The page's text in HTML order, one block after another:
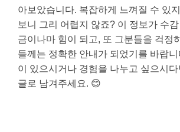
아보았습니다. 복잡하게 느껴질 수 있
보니 그리 어렵지 않죠? 이 정보가 수
금이나마 힘이 되고, 또 그분들을 걱정
들께는 정확한 안내가 되었기를 바랍
이 있으시거나 경험을 나누고 싶으시
글로 남겨주세요. 😊